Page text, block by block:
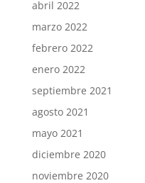
abril 2022
marzo 2022
febrero 2022
enero 2022
septiembre 2021
agosto 2021
mayo 2021
diciembre 2020
noviembre 2020